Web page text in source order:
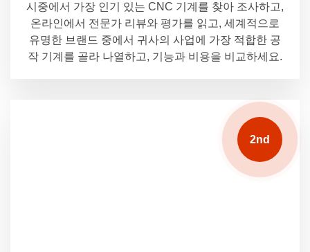
시중에서 가장 인기 있는 CNC 기계를 찾아 조사하고,
온라인에서 전문가 리뷰와 평가를 읽고, 세계적으로
유명한 브랜드 중에서 귀사의 사업에 가장 적합한 공
작 기계를 골라 나열하고, 기능과 비용을 비교하세요.
2nd